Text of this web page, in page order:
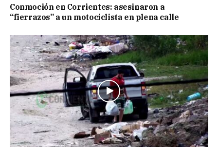
Conmoción en Corrientes: asesinaron a
“fierrazos” a un motociclista en plena calle